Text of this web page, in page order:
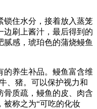
锁住水分，接着放入蒸笼
边刷上酱汁，最后得到的
感，琥珀色的蒲烧鳗鱼
的养生补品。鳗鱼富含维
、猪。可以保护视力和
骨质疏，鳗鱼的皮、肉含
被称之为“可吃的化妆